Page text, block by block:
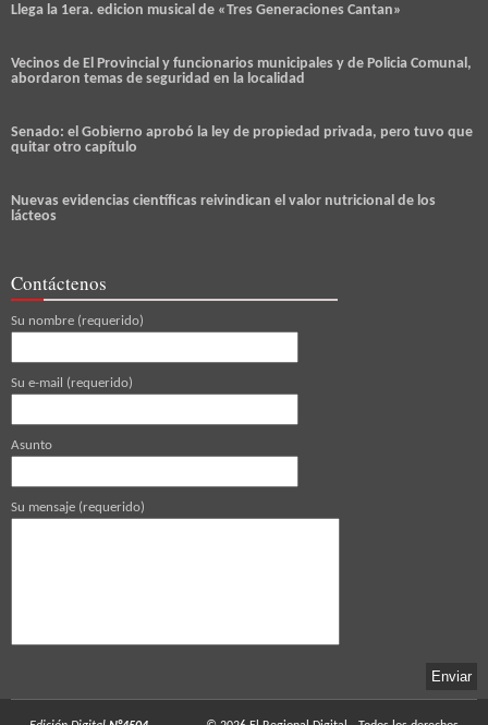
Llega la 1era. edicion musical de «Tres Generaciones Cantan»
Vecinos de El Provincial y funcionarios municipales y de Policia Comunal,
abordaron temas de seguridad en la localidad
Senado: el Gobierno aprobó la ley de propiedad privada, pero tuvo que
quitar otro capítulo
Nuevas evidencias científicas reivindican el valor nutricional de los
lácteos
Contáctenos
Su nombre (requerido)
Su e-mail (requerido)
Asunto
Su mensaje (requerido)